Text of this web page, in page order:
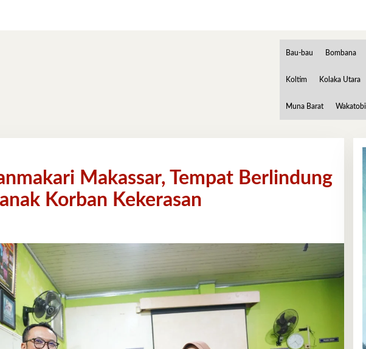
Bau-bau Bombana
Koltim Kolaka Utara
Muna Barat Wakatobi
Makassar, Tempat Berlindung
Korban Kekerasan